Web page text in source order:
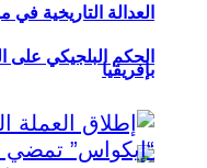
بإفريقيا
العدالة التاريخية
الحكم البلجيكي على